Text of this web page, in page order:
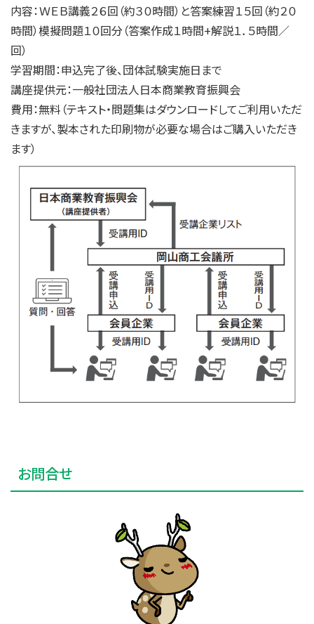
内容：ＷＥＢ講義２６回（約３０時間）と答案練習１５回（約２０
時間）模擬問題１０回分（答案作成１時間+解説１．５時間／
回）
学習期間：申込完了後、団体試験実施日まで
講座提供元：一般社団法人日本商業教育振興会
費用：無料（テキスト・問題集はダウンロードしてご利用いただ
きますが、製本された印刷物が必要な場合はご購入いただき
ます）
お問合せ